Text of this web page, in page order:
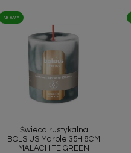
Świeca rustykalna
BOLSIUS Marble 35H 8CM
MALACHITE GREEN
NOWY